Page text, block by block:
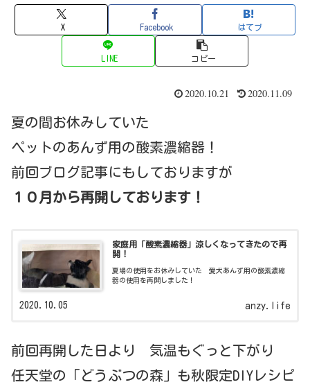
X Facebook はてブ
LINE コピー
2020.10.21 2020.11.09
夏の間お休みしていた
ペットのあんず用の酸素濃縮器！
前回ブログ記事にもしておりますが
１０月から再開しております！
家庭用「酸素濃縮器」涼しくなってきたので再
開！
夏場の使用をお休みしていた 愛犬あんず用の酸素濃縮
器の使用を再開しました！
anzy.life
2020.10.05
前回再開した日より 気温もぐっと下がり
任天堂の「どうぶつの森」も秋限定DIYレシピ